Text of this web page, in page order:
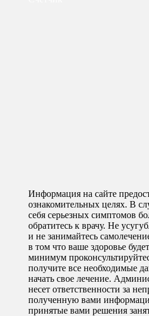
Информация на сайте
ознакомительных целях. В
себя серьезных симптомов
обратитесь к врачу. Не
и не занимайтесь
в том что ваше здоровье
минимум
получите все необходимые
начать свое лечение.
несет ответственности за
полученную вами
принятые вами решения